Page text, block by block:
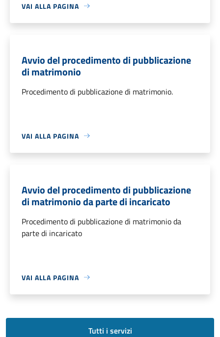
VAI ALLA PAGINA
Avvio del procedimento di pubblicazione
di matrimonio
Procedimento di pubblicazione di matrimonio.
VAI ALLA PAGINA
Avvio del procedimento di pubblicazione
di matrimonio da parte di incaricato
Procedimento di pubblicazione di matrimonio da
parte di incaricato
VAI ALLA PAGINA
Tutti i servizi